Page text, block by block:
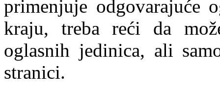
primenjuje odgovarajuće
kraju, treba reći da
oglasnih jedinica, ali
stranici.